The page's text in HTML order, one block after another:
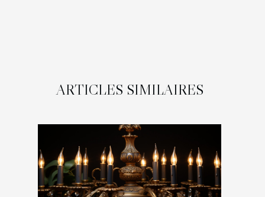
ARTICLES SIMILAIRES